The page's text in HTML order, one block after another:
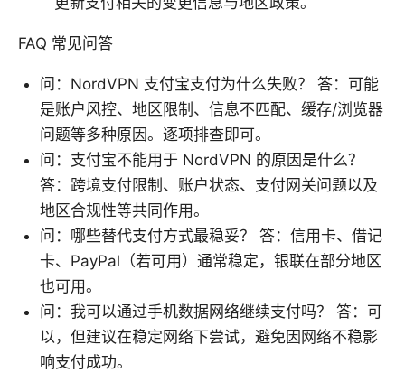
FAQ 常见问答
问：NordVPN 支付宝支付为什么失败？ 答：可能
是账户风控、地区限制、信息不匹配、缓存/浏览器
问题等多种原因。逐项排查即可。
问：支付宝不能用于 NordVPN 的原因是什么？
答：跨境支付限制、账户状态、支付网关问题以及
地区合规性等共同作用。
问：哪些替代支付方式最稳妥？ 答：信用卡、借记
卡、PayPal（若可用）通常稳定，银联在部分地区
也可用。
问：我可以通过手机数据网络继续支付吗？ 答：可
以，但建议在稳定网络下尝试，避免因网络不稳影
响支付成功。